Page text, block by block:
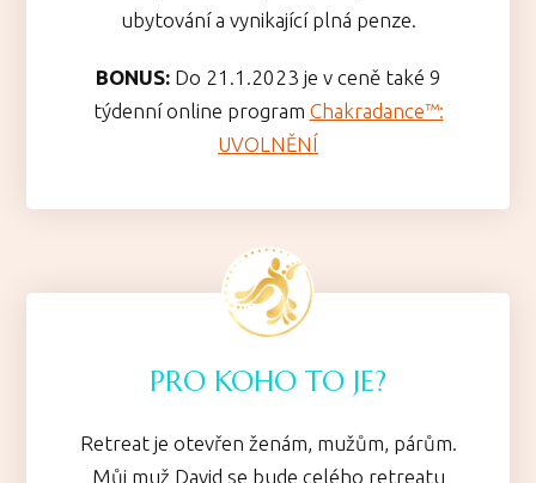
ubytování a vynikající plná penze.
BONUS:Do 21.1.2023 je v ceně také 9
týdenní online program Chakradance™:
UVOLNĚNÍ
PRO KOHO TO JE?
Retreat je otevřen ženám, mužům, párům.
Můj muž David se bude celého retreatu